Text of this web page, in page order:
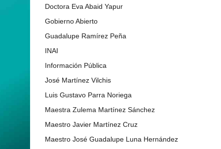
Doctora Eva Abaid Yapur
Gobierno Abierto
Guadalupe Ramírez Peña
INAI
Información Pública
José Martínez Vilchis
Luis Gustavo Parra Noriega
Maestra Zulema Martínez Sánchez
Maestro Javier Martínez Cruz
Maestro José Guadalupe Luna Hernández